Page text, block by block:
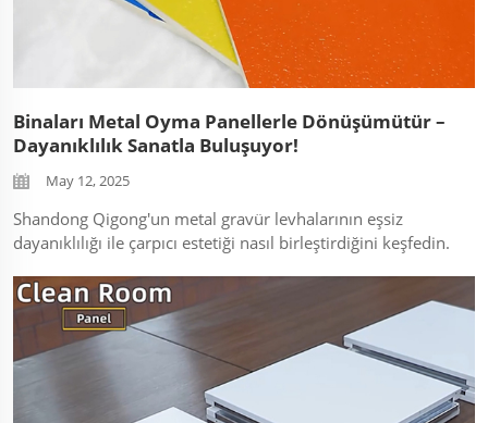
Binaları Metal Oyma Panellerle Dönüşümütür –
Dayanıklılık Sanatla Buluşuyor!
May 12, 2025
Shandong Qigong'un metal gravür levhalarının eşsiz
dayanıklılığı ile çarpıcı estetiği nasıl birleştirdiğini keşfedin.
%100 özelleştirilebilir. Gerçek uygulama örneklerini
görmek için tıklayın! ...